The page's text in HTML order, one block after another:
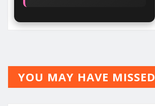
YOU MAY HAVE MISSED